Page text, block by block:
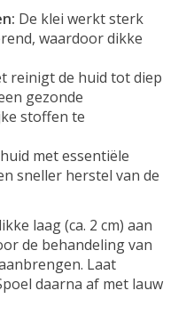
De klei werkt sterk
waardoor dikke
reinigt de huid tot diep
gezonde
stoffen te
met essentiële
sneller herstel van de
laag (ca. 2 cm) aan
de behandeling van
Laat
daarna af met lauw